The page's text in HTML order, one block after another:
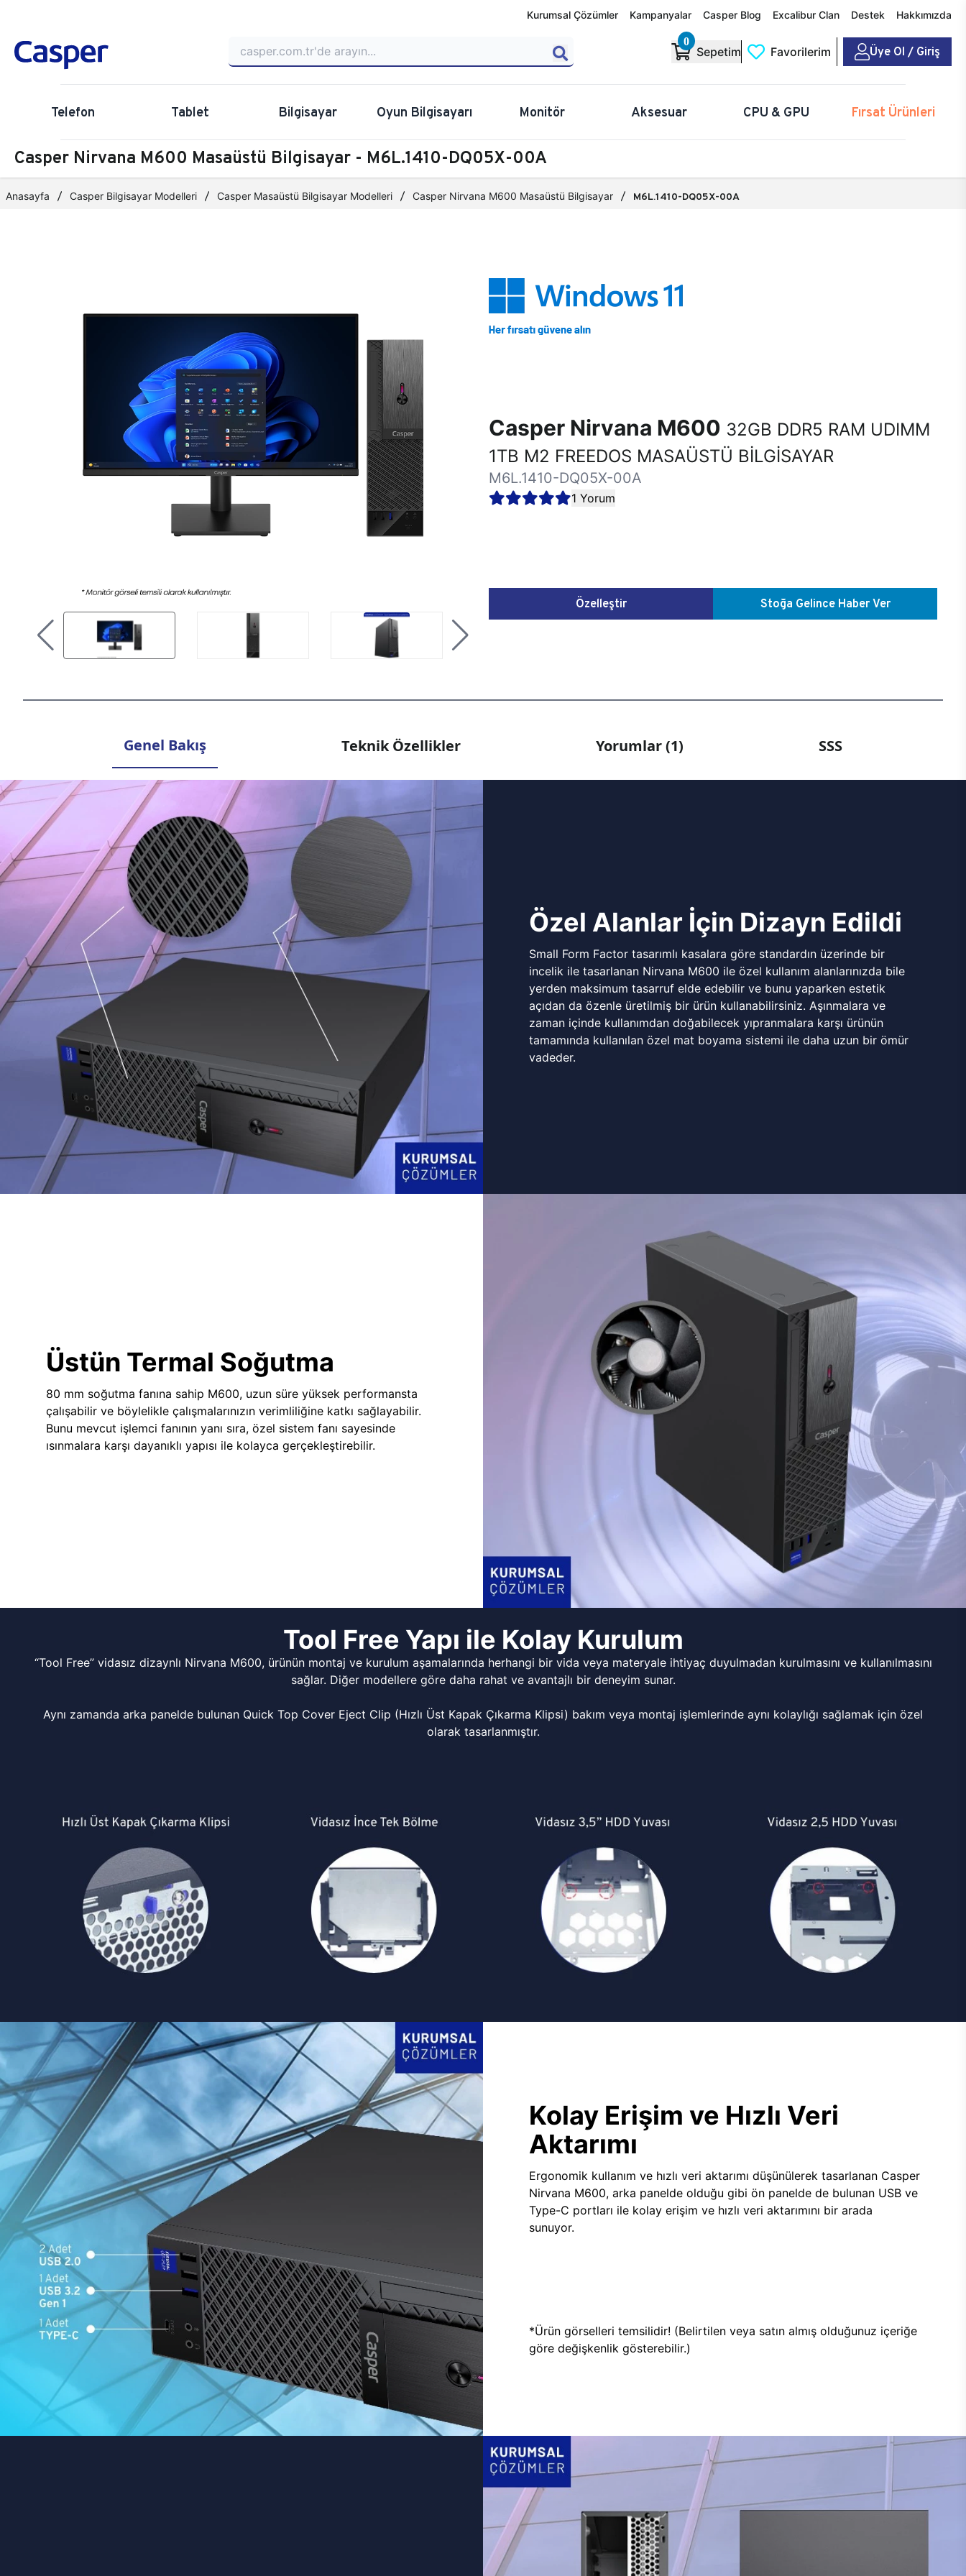
Kurumsal Çözümler Kampanyalar Casper Blog Excalibur Clan Destek Hakkımızda
0
Sepetim Favorilerim Üye Ol / Giriş
Telefon Tablet Bilgisayar Oyun Bilgisayarı Monitör Aksesuar CPU & GPU Fırsat Ürünleri
Casper Nirvana M600 Masaüstü Bilgisayar - M6L.1410-DQ05X-00A
Anasayfa Casper Bilgisayar Modelleri Casper Masaüstü Bilgisayar Modelleri Casper Nirvana M600 Masaüstü Bilgisayar M6L.1410-DQ05X-00A
Casper Nirvana M600 32GB DDR5 RAM UDIMM
1TB M2 FREEDOS MASAÜSTÜ BİLGİSAYAR
M6L.1410-DQ05X-00A
1 Yorum
Özelleştir Stoğa Gelince Haber Ver
Genel Bakış Teknik Özellikler Yorumlar (1) SSS
Özel Alanlar İçin Dizayn Edildi
Small Form Factor tasarımlı kasalara göre standardın üzerinde bir
incelik ile tasarlanan Nirvana M600 ile özel kullanım alanlarınızda bile
yerden maksimum tasarruf elde edebilir ve bunu yaparken estetik
açıdan da özenle üretilmiş bir ürün kullanabilirsiniz. Aşınmalara ve
zaman içinde kullanımdan doğabilecek yıpranmalara karşı ürünün
tamamında kullanılan özel mat boyama sistemi ile daha uzun bir ömür
vadeder.
Üstün Termal Soğutma
80 mm soğutma fanına sahip M600, uzun süre yüksek performansta
çalışabilir ve böylelikle çalışmalarınızın verimliliğine katkı sağlayabilir.
Bunu mevcut işlemci fanının yanı sıra, özel sistem fanı sayesinde
ısınmalara karşı dayanıklı yapısı ile kolayca gerçekleştirebilir.
Tool Free Yapı ile Kolay Kurulum
“Tool Free” vidasız dizaynlı Nirvana M600, ürünün montaj ve kurulum aşamalarında herhangi bir vida veya materyale ihtiyaç duyulmadan kurulmasını ve kullanılmasını
sağlar. Diğer modellere göre daha rahat ve avantajlı bir deneyim sunar.
Aynı zamanda arka panelde bulunan Quick Top Cover Eject Clip (Hızlı Üst Kapak Çıkarma Klipsi) bakım veya montaj işlemlerinde aynı kolaylığı sağlamak için özel
olarak tasarlanmıştır.
Kolay Erişim ve Hızlı Veri
Aktarımı
Ergonomik kullanım ve hızlı veri aktarımı düşünülerek tasarlanan Casper
Nirvana M600, arka panelde olduğu gibi ön panelde de bulunan USB ve
Type-C portları ile kolay erişim ve hızlı veri aktarımını bir arada
sunuyor.
*Ürün görselleri temsilidir! (Belirtilen veya satın almış olduğunuz içeriğe
göre değişkenlik gösterebilir.)